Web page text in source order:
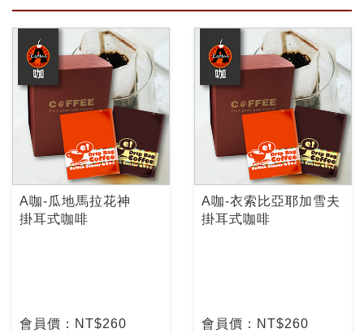
a
t
i
o
n
A咖-瓜地馬拉花神
掛耳式咖啡
會員價：NT$260
A咖-衣索比亞耶加雪夫
掛耳式咖啡
會員價：NT$260